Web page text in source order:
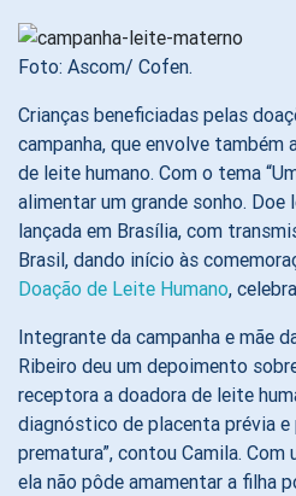
Foto: Ascom/ Cofen.
Crianças beneficiadas pelas
campanha, que envolve também
de leite humano. Com o tema
alimentar um grande sonho. Doe
lançada em Brasília, com
Brasil, dando início às
Doação de Leite Humano,
Integrante da campanha e mãe
Ribeiro deu um depoimento
receptora a doadora de leite
diagnóstico de placenta prévia e
prematura”, contou Camila.
ela não pôde amamentar a filha